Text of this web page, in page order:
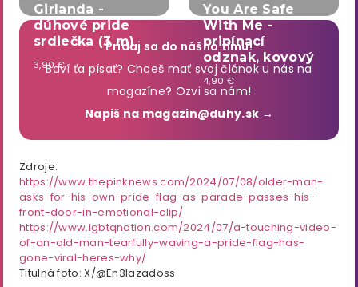
Girlanda -
dúhové pride
srdiečka (3 m)
3,90 €
You Are Safe
With Me -
pripínací
odznak, kovový
4,90 €
Pridaj sa do nášho tímu!
Baví ťa písať? Chceš mať svoj článok u nás na
magazíne? Ozvi sa nám!
Napiš na magazin@duhy.sk →
Zdroje:
https://www.thepinknews.com/2024/07/08/older-man-
asks-for-his-own-pride-flag-as-parade-passes-his-
front-door-in-emotional-clip/
https://www.lgbtqnation.com/2024/07/a-touching-video-
of-an-old-man-tearfully-waving-a-pride-flag-has-
gone-viral-heres-why/
Titulná foto: X/@En3lazadoss